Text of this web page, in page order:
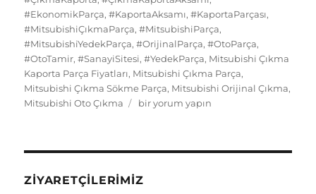
o
o
k
o
n
y
p
p
t
kl
a
ss
ni
ki
r
a
m
#EkonomikParça,#KaportaAksamı,#KaportaParçası,
#MitsubishiÇıkmaParça,#MitsubishiParça,
#MitsubishiYedekParça,#OrijinalParça,#OtoParça,
#OtoTamir,#SanayiSitesi,#YedekParça, Mitsubishi Çıkma
Kaporta Parça Fiyatları, Mitsubishi Çıkma Parça,
Mitsubishi Çıkma Sökme Parça, Mitsubishi Orijinal Çıkma,
Mitsubishi Oto Çıkma
Mitsubishi
için
bir yorum yapın
ZIYARETÇILERIMIZ